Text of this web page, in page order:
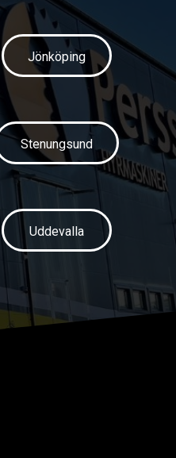
Jönköping
Stenungsund
Uddevalla